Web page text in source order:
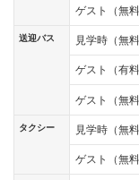
ゲスト（無料
送迎バス 見学時（無料
ゲスト（有料
ゲスト（無料
タクシー 見学時（無料
ゲスト（無料